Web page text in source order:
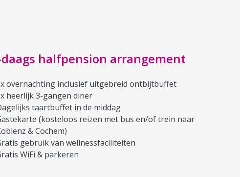
halfpension arrangement
overnachting inclusief uitgebreid ontbijtbuffet
heerlijk 3-gangen diner
taartbuffet in de middag
(kosteloos reizen met bus en/of trein naar
& Cochem)
gebruik van wellnessfaciliteiten
WiFi & parkeren